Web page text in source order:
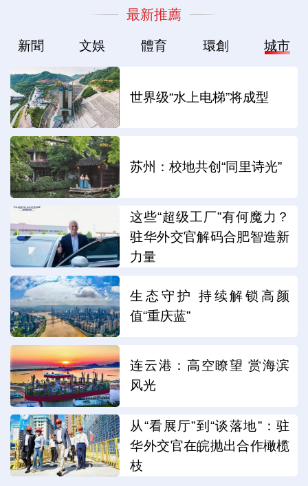
最新推薦
新聞 文娛 體育 環創 城市
世界级“水上电梯”将成型
苏州：校地共创“同里诗光”
这些“超级工厂”有何魔力？
驻华外交官解码合肥智造新
力量
生态守护 持续解锁高颜
值“重庆蓝”
连云港：高空瞭望 赏海滨
风光
从“看展厅”到“谈落地”：驻
华外交官在皖抛出合作橄榄
枝